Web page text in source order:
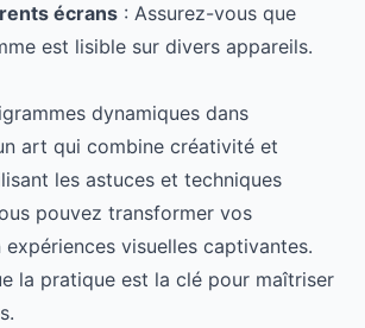
écrans : Assurez-vous que
est lisible sur divers appareils.
dynamiques dans
art qui combine créativité et
les astuces et techniques
pouvez transformer vos
visuelles captivantes.
la pratique est la clé pour maîtriser